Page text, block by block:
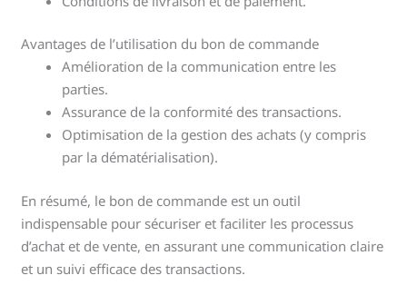
Avantages de l’utilisation du bon de commande
Amélioration de la communication entre les
parties.
Assurance de la conformité des transactions.
Optimisation de la gestion des achats (y compris
par la dématérialisation).
En résumé, le bon de commande est un outil
indispensable pour sécuriser et faciliter les processus
d’achat et de vente, en assurant une communication claire
et un suivi efficace des transactions.